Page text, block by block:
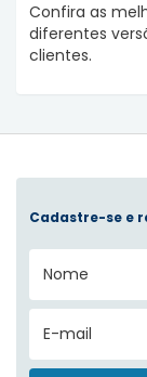
Confira as
diferentes
clientes.
Cadastre-se e